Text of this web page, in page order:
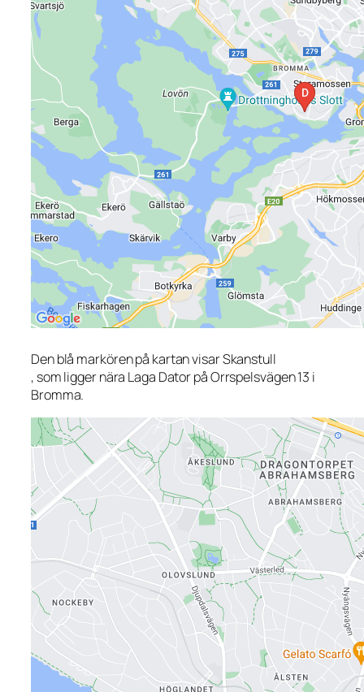
Den blå markören på kartan visar Skanstull
, som ligger nära Laga Dator på Orrspelsvägen 13 i
Bromma.